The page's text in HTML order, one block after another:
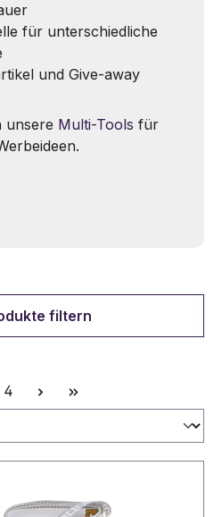
für unterschiedliche
und Give-away
unsere Multi-Tools für
filtern
Seite
4